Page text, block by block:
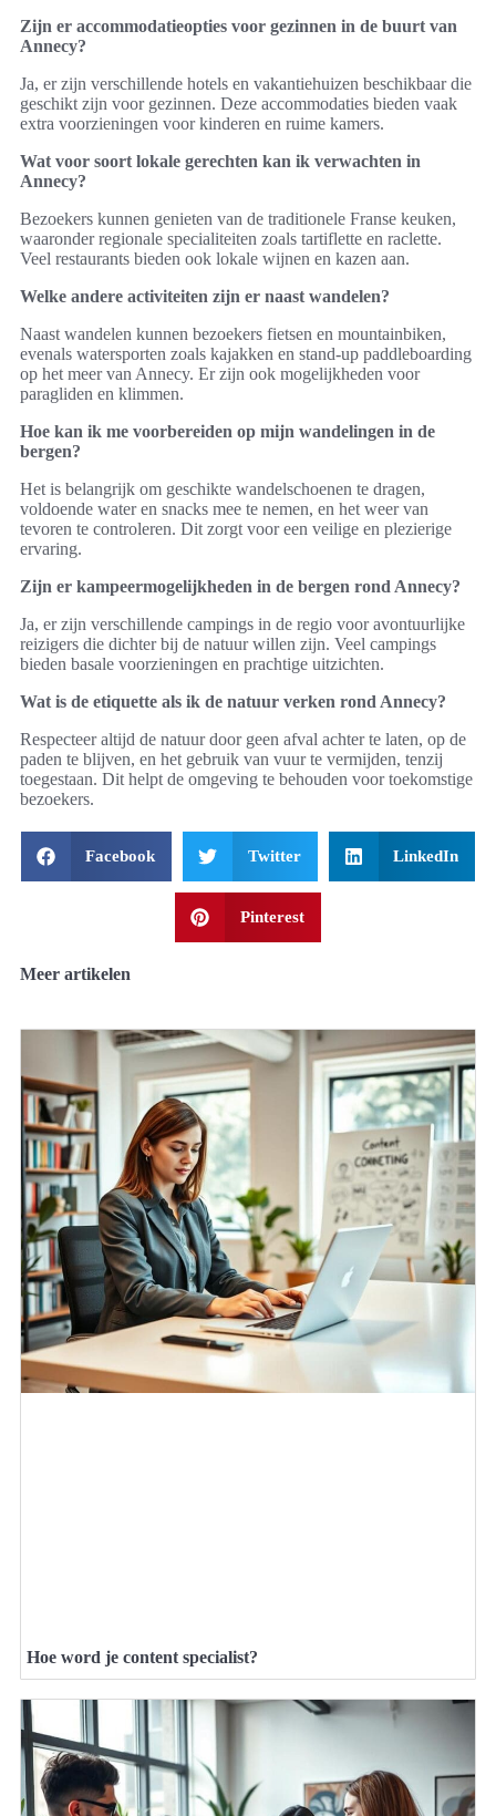
Zijn er accommodatieopties voor gezinnen in de buurt van
Annecy?
Ja, er zijn verschillende hotels en vakantiehuizen beschikbaar die
geschikt zijn voor gezinnen. Deze accommodaties bieden vaak
extra voorzieningen voor kinderen en ruime kamers.
Wat voor soort lokale gerechten kan ik verwachten in
Annecy?
Bezoekers kunnen genieten van de traditionele Franse keuken,
waaronder regionale specialiteiten zoals tartiflette en raclette.
Veel restaurants bieden ook lokale wijnen en kazen aan.
Welke andere activiteiten zijn er naast wandelen?
Naast wandelen kunnen bezoekers fietsen en mountainbiken,
evenals watersporten zoals kajakken en stand-up paddleboarding
op het meer van Annecy. Er zijn ook mogelijkheden voor
paragliden en klimmen.
Hoe kan ik me voorbereiden op mijn wandelingen in de
bergen?
Het is belangrijk om geschikte wandelschoenen te dragen,
voldoende water en snacks mee te nemen, en het weer van
tevoren te controleren. Dit zorgt voor een veilige en plezierige
ervaring.
Zijn er kampeermogelijkheden in de bergen rond Annecy?
Ja, er zijn verschillende campings in de regio voor avontuurlijke
reizigers die dichter bij de natuur willen zijn. Veel campings
bieden basale voorzieningen en prachtige uitzichten.
Wat is de etiquette als ik de natuur verken rond Annecy?
Respecteer altijd de natuur door geen afval achter te laten, op de
paden te blijven, en het gebruik van vuur te vermijden, tenzij
toegestaan. Dit helpt de omgeving te behouden voor toekomstige
bezoekers.
Facebook Twitter LinkedIn
Pinterest
Meer artikelen
Hoe word je content specialist?